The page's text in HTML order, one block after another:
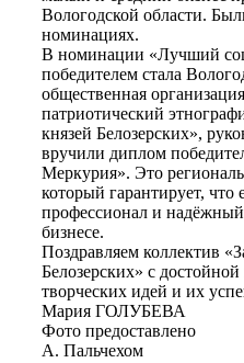
Вологодской области.
номинациях.
В номинации «Лучший
победителем стала
общественная
патриотический
князей Белозерских»,
вручили диплом
Меркурия». Это
который гарантирует, что
профессионал и
бизнесе.
Поздравляем коллектив
Белозерских» с
творческих идей и их
Мария ГОЛУБЕВА
Фото предоставлено
А. Пальчехом